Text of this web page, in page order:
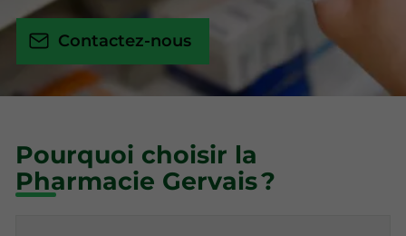
Contactez-nous
Pourquoi choisir la
Pharmacie Gervais ?